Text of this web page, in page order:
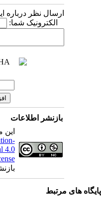
ارسال نظر درباره
الکترونیک شما:
بازنشر اطلاعات
این
4.0
های مرتبط